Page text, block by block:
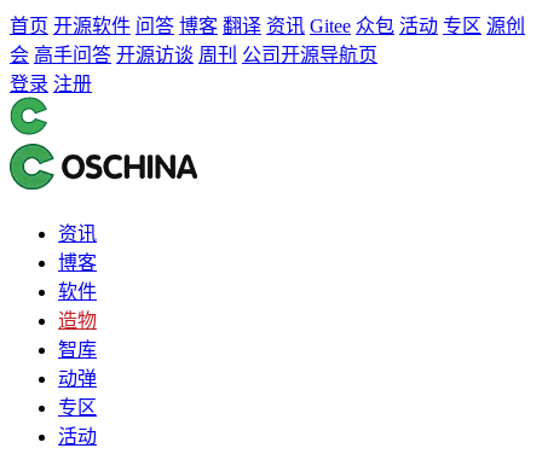
首页 开源软件 问答 博客 翻译 资讯 Gitee 众包 活动 专区 源创
会 高手问答 开源访谈 周刊 公司开源导航页
登录 注册
资讯
博客
软件
造物
智库
动弹
专区
活动